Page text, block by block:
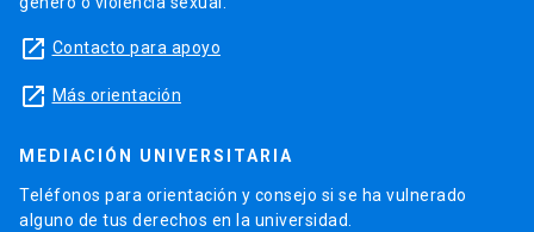
launch Contacto para apoyo
launch Más orientación
MEDIACIÓN UNIVERSITARIA
Teléfonos para orientación y consejo si se ha vulnerado
alguno de tus derechos en la universidad.